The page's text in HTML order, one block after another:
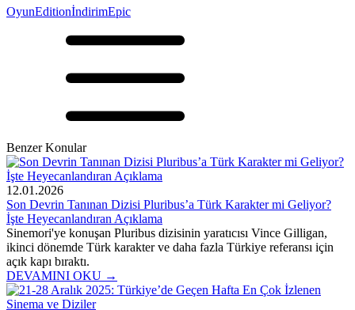
OyunEditionİndirimEpic
Benzer Konular
12.01.2026
Son Devrin Tanınan Dizisi Pluribus’a Türk Karakter mi Geliyor?
İşte Heyecanlandıran Açıklama
Sinemori'ye konuşan Pluribus dizisinin yaratıcısı Vince Gilligan,
ikinci dönemde Türk karakter ve daha fazla Türkiye referansı için
açık kapı bıraktı.
DEVAMINI OKU →